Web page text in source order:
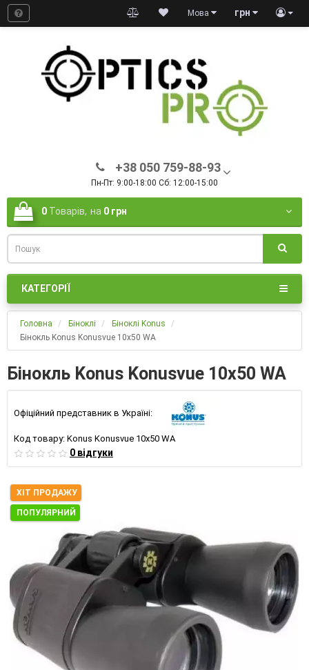
грн
Мова
+38 050 759-88-93
Пн-Пт: 9:00-18:00 Сб: 12:00-15:00
0 Товарів, на 0 грн
КАТЕГОРІЇ
Головна Біноклі
Біноклі Konus
Бінокль Konus Konusvue 10x50 WA
Бінокль Konus Konusvue 10x50 WA
Офіційний представник в Україні:
Код товару: Konus Konusvue 10x50 WA
0 відгуки
ХІТ ПРОДАЖУ
ПОПУЛЯРНИЙ